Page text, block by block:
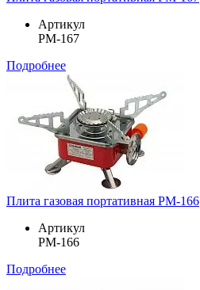
Артикул
PM-167
Подробнее
Плита газовая портативная PM-166
Артикул
PM-166
Подробнее